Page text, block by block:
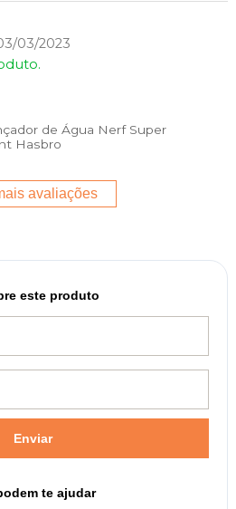
03/2023
de Água Nerf Super
Hasbro
avaliações
este produto
Enviar
te ajudar